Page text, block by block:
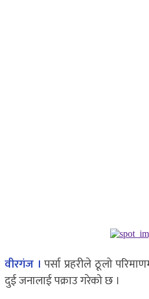
वीरगंज । पर्सा प्रहरीले ठूलो
दुई जनालाई पक्राउ गरेको छ ।